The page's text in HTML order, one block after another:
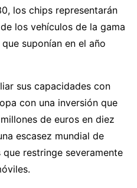
los chips representarán
los vehículos de la gama
suponían en el año
sus capacidades con
con una inversión que
de euros en diez
escasez mundial de
restringe severamente